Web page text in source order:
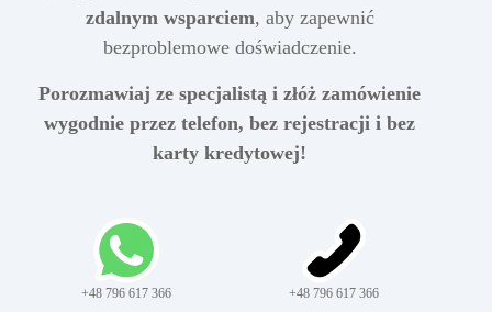
zdalnym wsparciem, aby zapewnić
bezproblemowe doświadczenie.
Porozmawiaj ze specjalistą i złóż zamówienie
wygodnie przez telefon, bez rejestracji i bez
karty kredytowej!
+48 796 617 366 +48 796 617 366